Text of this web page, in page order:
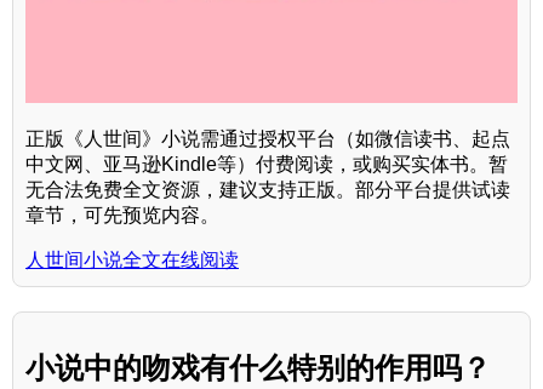
正版《人世间》小说需通过授权平台（如微信读书、起点
中文网、亚马逊Kindle等）付费阅读，或购买实体书。暂
无合法免费全文资源，建议支持正版。部分平台提供试读
章节，可先预览内容。
人世间小说全文在线阅读
小说中的吻戏有什么特别的作用吗？